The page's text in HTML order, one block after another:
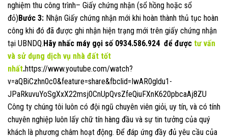
nghiệm thu công trình– Giấy chứng nhận (sổ hồng hoặc sổ
đỏ) Bước 3: Nhận Giấy chứng nhận mới khi hoàn thành thủ tục hoàn
công khi đó đã được ghi nhận hiện trạng mới trên giấy chứng nhận
tại UBNDQ. Hãy nhấc máy gọi số 0934.586.924 để được tư vấn
và sử dụng dịch vụ nhà đất tốt
nhất.https://www.youtube.com/watch?
v=aQBiCzhn0c0&feature=share&fbclid=IwAR0gldu1-
JPaRkuvuYoSgXxX22msj0CnUpQvsZfeQiuFXnK620pbcaAj8ZU
Công ty chúng tôi luôn có đội ngũ chuyên viên giỏi, uy tín, và có tính
chuyên nghiệp luôn lấy chữ tín hàng đầu và sự tin tưởng của quý
khách là phương châm hoạt động. Để đáp ứng đầy đủ yêu cầu của